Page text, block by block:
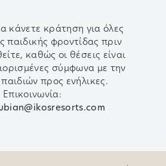
κάνετε κράτηση για όλες
παιδικής φροντίδας πριν
καθώς οι θέσεις είναι
σύμφωνα με την
προς ενήλικες.
Επικοινωνία: